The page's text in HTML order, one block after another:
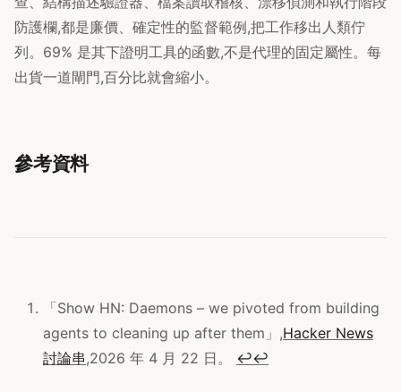
防護欄,都是廉價、確定性的監督範例,把工作移出人類佇
列。69% 是其下證明工具的函數,不是代理的固定屬性。每
出貨一道閘門,百分比就會縮小。
參考資料
「Show HN: Daemons – we pivoted from building
agents to cleaning up after them」,Hacker News
討論串,2026 年 4 月 22 日。 ↩↩